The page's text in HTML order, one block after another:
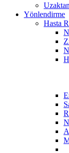
Yönlendirme
Hasta